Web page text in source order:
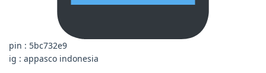
pin : 5bc732e9
ig : appasco indonesia